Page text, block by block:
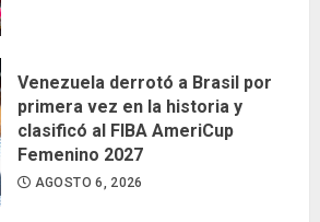
Venezuela derrotó a Brasil por
primera vez en la historia y
clasificó al FIBA AmeriCup
Femenino 2027
AGOSTO 6, 2026